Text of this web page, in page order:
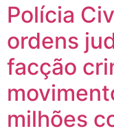
Polícia
ordens
facção
milhões